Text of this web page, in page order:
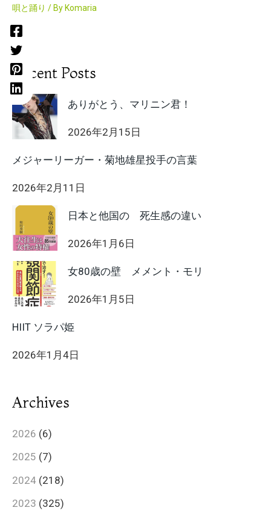
唄と踊り / ByKomaria
Recent Posts
ありがとう、マリニン君！
2026年2月15日
メジャーリーガー・菊地雄星投手の言葉
2026年2月11日
日本と他国の 死生感の違い
2026年1月6日
女80歳の壁 メメント・モリ
2026年1月5日
HIIT ソラパ姫
2026年1月4日
Archives
2026 (6)
2025 (7)
2024 (218)
2023 (325)